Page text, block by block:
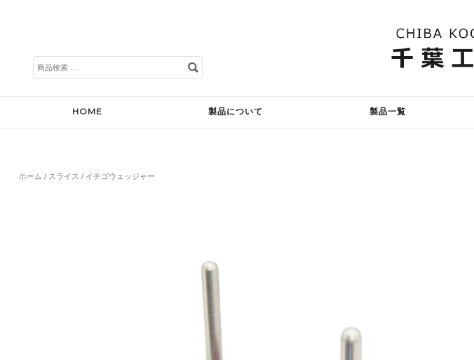
検
索
HOME 製品について 製品一覧
ホーム / スライス / イチゴウェッジャー